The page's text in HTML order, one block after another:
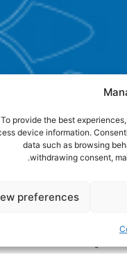
To provide the best
device information.
data such as browsing
withdrawing consent,
preferences
السّوري – أحرار، إذ يتطلّع
الحقوق المدنيّة
أساس)؛ ما يمنح حزبنا